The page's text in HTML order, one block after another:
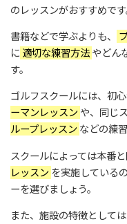
のレッスンがおすすめです
書籍などで学ぶよりも、
に 適切な練習方法やどん
す。
ゴルフスクールには、初
ーマンレッスン や、同じ
ループレッスン などの練
スクールによっては本番
レッスン を実施している
ーを選びましょう。
また、施設の特徴として